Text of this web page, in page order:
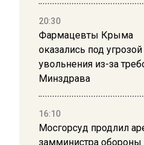
20:30
Фармацевты Крыма
оказались под угрозой
увольнения из-за
Минздрава
16:10
Мосгорсуд продлил
замминистра обороны